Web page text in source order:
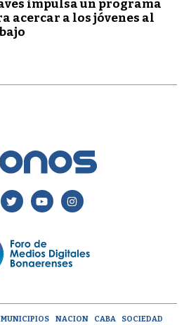
impulsa un programa
acercar a los jóvenes al
MUNICIPIOS NACION CABA SOCIEDAD